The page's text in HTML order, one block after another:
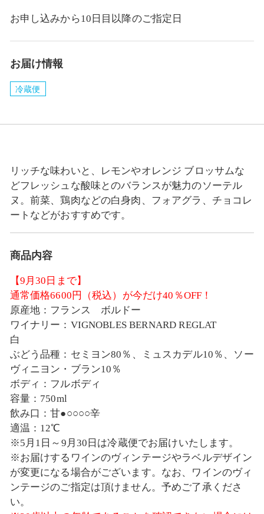
お申し込みから10日目以降のご指定日
お届け情報
冷蔵便
リッチな味わいと、レモンやオレンジ ブロッサムな
どフレッシュな酸味とのバランスが魅力のソーテル
ヌ。前菜、鶏肉などの白身肉、フォアグラ、チョコレ
ートなどがおすすめです。
商品内容
【9月30日まで】
通常価格6600円（税込）が今だけ40％OFF！
原産地：フランス ボルドー
ワイナリー：VIGNOBLES BERNARD REGLAT
白
ぶどう品種：セミヨン80％、ミュスカデル10％、ソー
ヴィニヨン・ブラン10％
ボディ：フルボディ
容量：750ml
飲み口：甘●○○○○辛
適温：12℃
※5月1日～9月30日は冷蔵便でお届けいたします。
※お届けするワインのヴィンテージやラベルデザイン
が変更になる場合がございます。なお、ワインのヴィ
ンテージのご指定は頂けません。予めご了承くださ
い。